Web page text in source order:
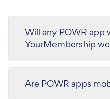
Will any POWR app
YourMembership
Are POWR apps